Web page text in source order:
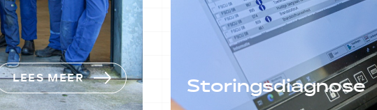
LEES MEER Storingsdiagnose